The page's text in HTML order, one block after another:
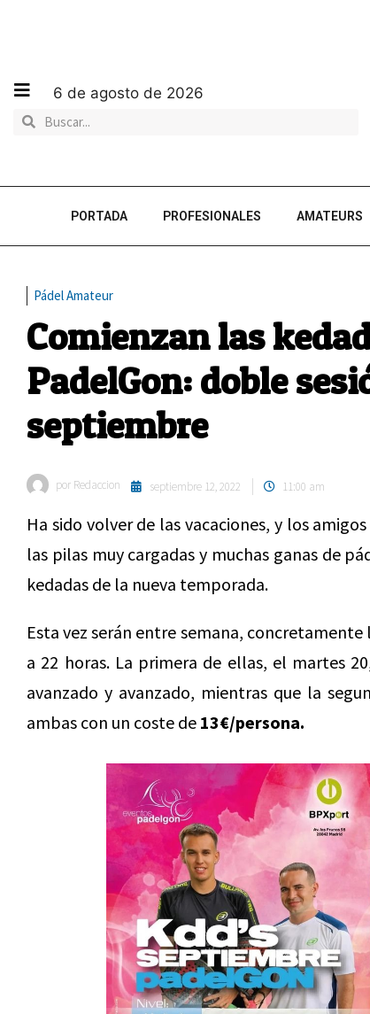
6 de agosto de 2026
PORTADA PROFESIONALES AMATEURS
Pádel Amateur
Comienzan las
PadelGon: doble
septiembre
por Redaccion septiembre 12, 2022 11:00 am
Ha sido volver de las vacaciones, y los
las pilas muy cargadas y muchas ganas de
kedadas de la nueva temporada.
Esta vez serán entre semana,
a 22 horas. La primera de ellas, el martes
avanzado y avanzado, mientras que la
ambas con un coste de 13€/persona.